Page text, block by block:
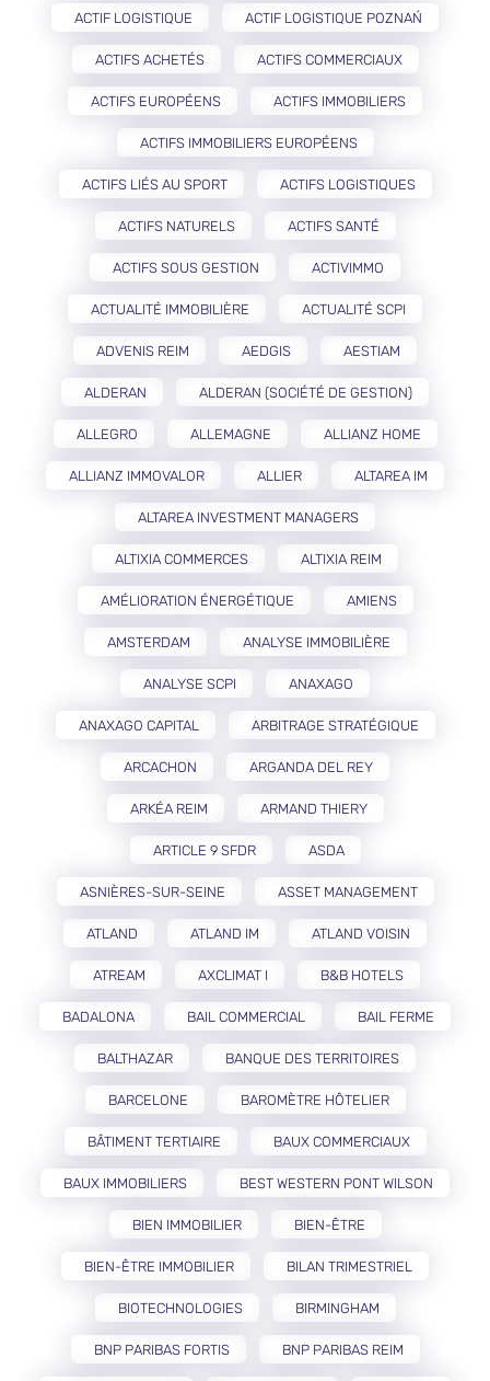
ACTIF LOGISTIQUE ACTIF LOGISTIQUE POZNAŃ
ACTIFS ACHETÉS ACTIFS COMMERCIAUX
ACTIFS EUROPÉENS ACTIFS IMMOBILIERS
ACTIFS IMMOBILIERS EUROPÉENS
ACTIFS LIÉS AU SPORT ACTIFS LOGISTIQUES
ACTIFS NATURELS ACTIFS SANTÉ
ACTIFS SOUS GESTION ACTIVIMMO
ACTUALITÉ IMMOBILIÈRE ACTUALITÉ SCPI
ADVENIS REIM AEDGIS AESTIAM
ALDERAN ALDERAN (SOCIÉTÉ DE GESTION)
ALLEGRO ALLEMAGNE ALLIANZ HOME
ALLIANZ IMMOVALOR ALLIER ALTAREA IM
ALTAREA INVESTMENT MANAGERS
ALTIXIA COMMERCES ALTIXIA REIM
AMÉLIORATION ÉNERGÉTIQUE AMIENS
AMSTERDAM ANALYSE IMMOBILIÈRE
ANALYSE SCPI ANAXAGO
ANAXAGO CAPITAL ARBITRAGE STRATÉGIQUE
ARCACHON ARGANDA DEL REY
ARKÉA REIM ARMAND THIERY
ARTICLE 9 SFDR ASDA
ASNIÈRES-SUR-SEINE ASSET MANAGEMENT
ATLAND ATLAND IM ATLAND VOISIN
ATREAM AXCLIMAT I B&B HOTELS
BADALONA BAIL COMMERCIAL BAIL FERME
BALTHAZAR BANQUE DES TERRITOIRES
BARCELONE BAROMÈTRE HÔTELIER
BÂTIMENT TERTIAIRE BAUX COMMERCIAUX
BAUX IMMOBILIERS BEST WESTERN PONT WILSON
BIEN IMMOBILIER BIEN-ÊTRE
BIEN-ÊTRE IMMOBILIER BILAN TRIMESTRIEL
BIOTECHNOLOGIES BIRMINGHAM
BNP PARIBAS FORTIS BNP PARIBAS REIM